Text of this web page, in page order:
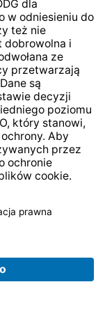
pluskoszty
LEPPER Stiftung